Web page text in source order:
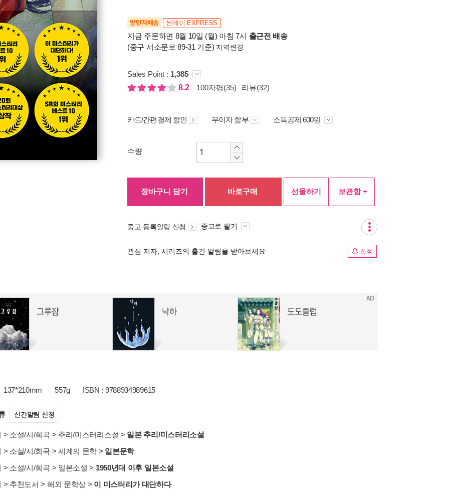
양탄자배송 썬데이 EXPRESS
지금 주문하면 8월 10일 (월) 아침 7시 출근전 배송
(중구 서소문로 89-31 기준) 지역변경
Sales Point : 1,385
8.2
100자평(35) 리뷰(32)
카드/간편결제 할인 무이자 할부 소득공제 600원
수량
장바구니 담기 바로구매 선물하기 보관함 +
중고 등록알림 신청 중고로 팔기
관심 저자, 시리즈의 출간 알림을 받아보세요 신청
137*210mm 557g ISBN : 9788934989615
신간알림 신청
> 소설/시/희곡 > 추리/미스터리소설 > 일본 추리/미스터리소설
> 소설/시/희곡 > 세계의 문학 > 일본문학
> 소설/시/희곡 > 일본소설 > 1950년대 이후 일본소설
> 추천도서 > 해외 문학상 > 이 미스터리가 대단하다